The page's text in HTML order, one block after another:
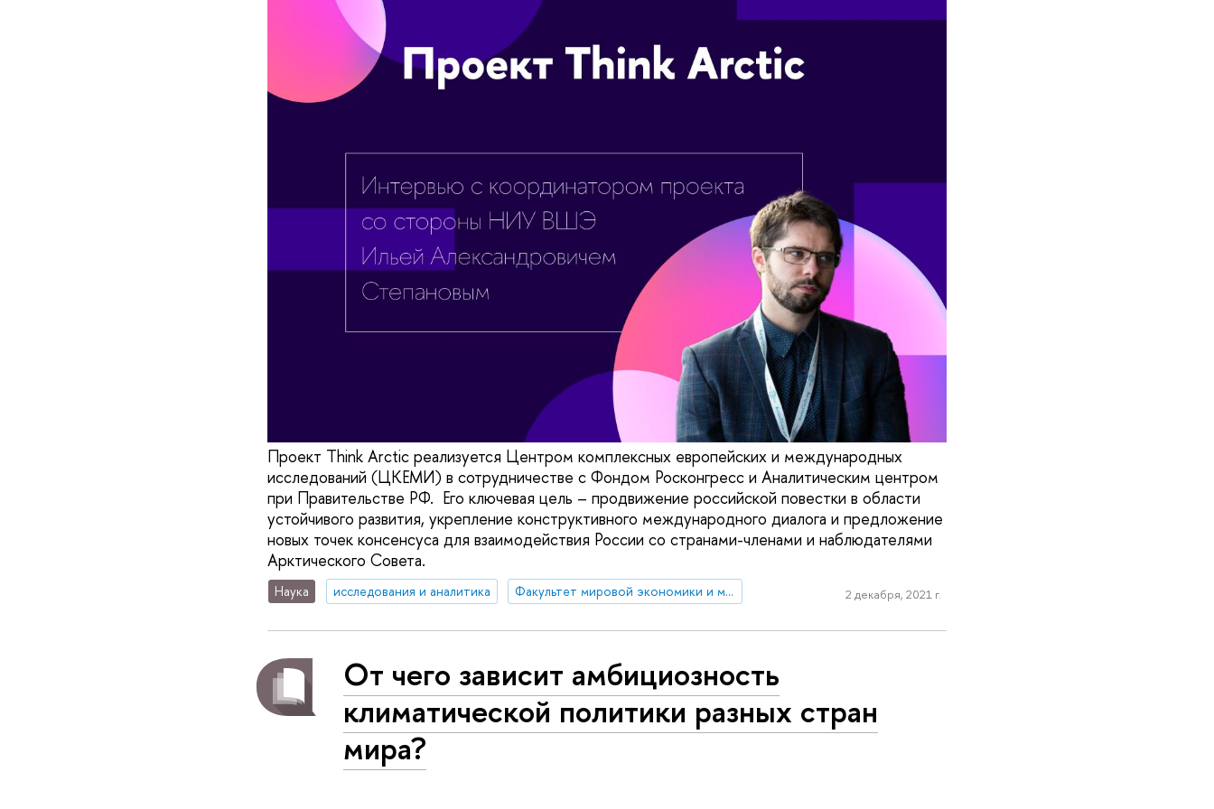
Проект Think Arctic реализуется Центром комплексных европейских и международных
исследований (ЦКЕМИ) в сотрудничестве с Фондом Росконгресс и Аналитическим центром
при Правительстве РФ. Его ключевая цель – продвижение российской повестки в области
устойчивого развития, укрепление конструктивного международного диалога и предложение
новых точек консенсуса для взаимодействия России со странами-членами и наблюдателями
Арктического Совета.
Наука исследования и аналитика Факультет мировой экономики и мировой политики 2 декабря, 2021 г.
От чего зависит амбициозность
климатической политики разных стран
мира?